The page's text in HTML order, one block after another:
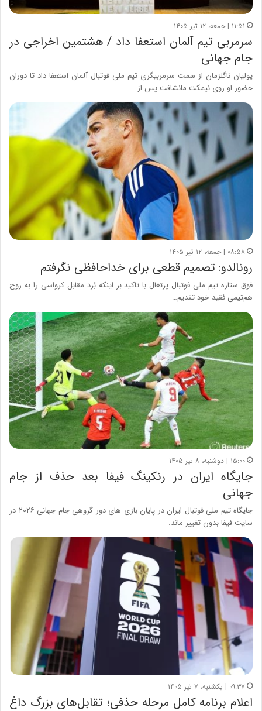
۱۱:۵۱ | جمعه، ۱۲ تیر ۱۴۰۵
سرمربی تیم آلمان استعفا داد / هشتمین اخراجی در
جام جهانی
یولیان ناگلزمان از سمت سرمربیگری تیم ملی فوتبال آلمان استعفا داد تا دوران
حضور او روی نیمکت مانشافت پس از…
۰۸:۵۸ | جمعه، ۱۲ تیر ۱۴۰۵
رونالدو: تصمیم قطعی برای خداحافظی نگرفتم
فوق ستاره تیم ملی فوتبال پرتغال با تاکید بر اینکه بُرد مقابل کرواسی را به روح
هم‌تیمی فقید خود تقدیم…
۱۵:۰۰ | دوشنبه، ۸ تیر ۱۴۰۵
جایگاه ایران در رنکینگ فیفا بعد حذف از جام
جهانی
جایگاه تیم ملی فوتبال ایران در پایان بازی های دور گروهی جام جهانی ۲۰۲۶ در
سایت فیفا بدون تغییر ماند.
۰۹:۳۷ | یکشنبه، ۷ تیر ۱۴۰۵
اعلام برنامه کامل مرحله حذفی؛ تقابل‌های بزرگ داغ